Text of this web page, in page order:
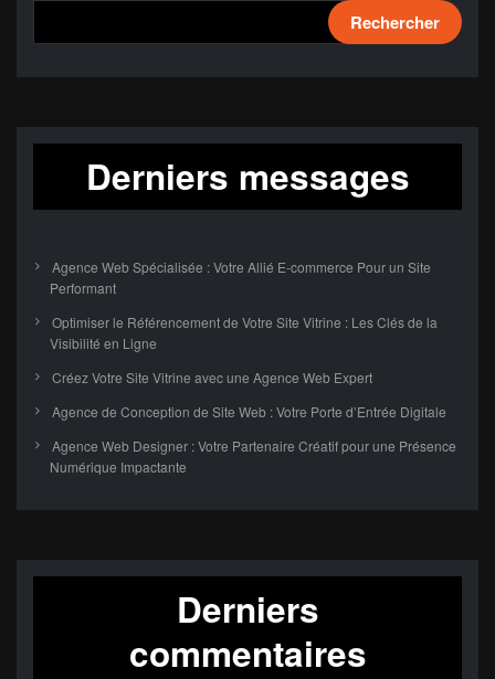
Rechercher
Derniers messages
Agence Web Spécialisée : Votre Allié E-commerce Pour un Site
Performant
Optimiser le Référencement de Votre Site Vitrine : Les Clés de la
Visibilité en Ligne
Créez Votre Site Vitrine avec une Agence Web Expert
Agence de Conception de Site Web : Votre Porte d’Entrée Digitale
Agence Web Designer : Votre Partenaire Créatif pour une Présence
Numérique Impactante
Derniers
commentaires